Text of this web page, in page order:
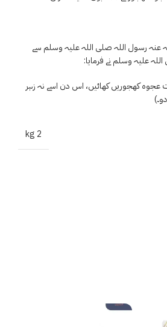
عنہ رسول اللہ صلی اللہ علیہ وسلم سے
علیہ وسلم نے فرمایا:
کھجوریں کھائیں، اس دن اسے نہ زہر
2 kg